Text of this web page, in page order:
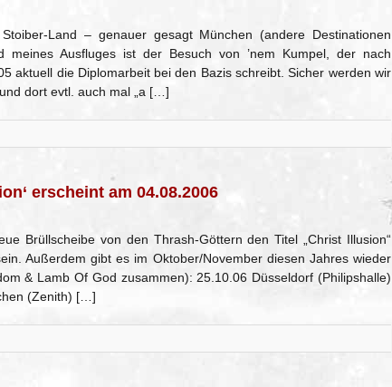
Land – genauer gesagt München (andere Destinationen
Ausfluges ist der Besuch von ’nem Kumpel, der nach
aktuell die Diplomarbeit bei den Bazis schreibt. Sicher werden wir
dort evtl. auch mal „a […]
erscheint am 04.08.2006
Brüllscheibe von den Thrash-Göttern den Titel „Christ Illusion“
Außerdem gibt es im Oktober/November diesen Jahres wieder
& Lamb Of God zusammen): 25.10.06 Düsseldorf (Philipshalle)
(Zenith) […]